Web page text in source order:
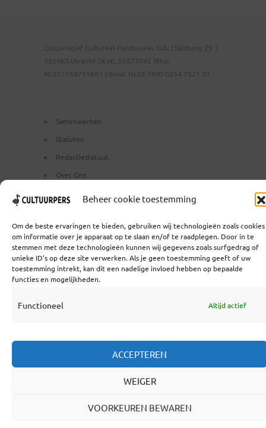
Beheer cookie toestemming
Om de beste ervaringen te bieden, gebruiken wij technologieën zoals cookies
om informatie over je apparaat op te slaan en/of te raadplegen. Door in te
stemmen met deze technologieën kunnen wij gegevens zoals surfgedrag of
unieke ID's op deze site verwerken. Als je geen toestemming geeft of uw
toestemming intrekt, kan dit een nadelige invloed hebben op bepaalde
functies en mogelijkheden.
Functioneel Altijd actief
ACCEPTEREN
WEIGER
VOORKEUREN BEWAREN
Coöperatief Cultureel Persbureau U.A. | Salzburg 29 |
3524KS Utrecht | KvK: 55573592 |Btw:
NL851769731B01 | Bank: NL92 TRIO 0254 7521 01
Samenwerken
Statuten
Redactiestatuut
Over Ons